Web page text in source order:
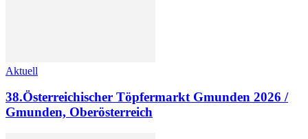
Aktuell
38.Österreichischer Töpfermarkt Gmunden 2026 /
Gmunden, Oberösterreich